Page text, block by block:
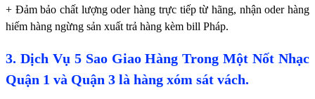
+ Đảm bảo chất lượng oder hàng trực tiếp từ hãng, nhận oder hàng
hiếm hàng ngừng sản xuất trả hàng kèm bill Pháp.
3. Dịch Vụ 5 Sao Giao Hàng Trong Một Nốt Nhạc
Quận 1 và Quận 3 là hàng xóm sát vách.